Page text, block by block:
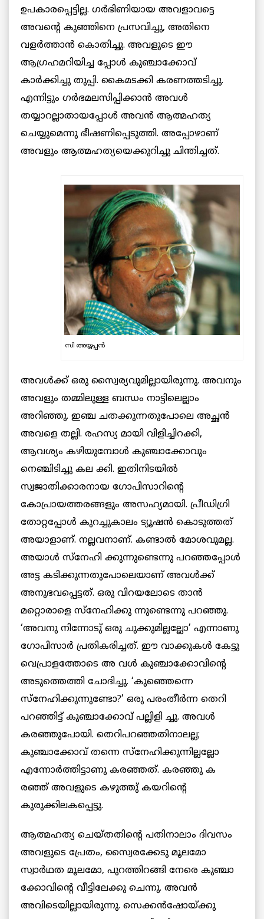
ഉപകാരപ്പെട്ടില്ല. ഗര്‍ഭിണിയായ അവളാവട്ടെ
അവന്‍റെ കുഞ്ഞിനെ പ്രസവിച്ചു, അതിനെ
വളര്‍ത്താന്‍ കൊതിച്ചു. അവളുടെ ഈ
ആഗ്രഹമറിയിച്ച പ്പോള്‍ കുഞ്ചാക്കോവ്
കാര്‍ക്കിച്ചു തുപ്പി. കൈമടക്കി കരണത്തടിച്ചു.
എന്നിട്ടും ഗര്‍ഭമലസിപ്പിക്കാന്‍ അവള്‍
തയ്യാറല്ലാതായപ്പോള്‍ അവന്‍ ആത്മഹത്യ
ചെയ്യുമെന്നു ഭീഷണിപ്പെടുത്തി. അപ്പോഴാണ്
അവളും ആത്മഹത്യയെക്കുറിച്ചു ചിന്തിച്ചത്.
സി അയ്യപ്പന്‍
അവള്‍ക്ക് ഒരു സ്വൈര്യവുമില്ലായിരുന്നു. അവനും
അവളും തമ്മിലുള്ള ബന്ധം നാട്ടിലെല്ലാം
അറിഞ്ഞു. ഇഞ്ച ചതക്കുന്നതുപോലെ അച്ഛന്‍
അവളെ തല്ലി. രഹസ്യ മായി വിളിച്ചിറക്കി,
ആവശ്യം കഴിയുമ്പോള്‍ കുഞ്ചാക്കോവും
നെഞ്ചിടിച്ചു കല ക്കി. ഇതിനിടയില്‍
സ്വജാതിക്കാരനായ ഗോപിസാറിന്‍റെ
കോപ്രായത്തരങ്ങളും അസഹ്യമായി. പ്രീഡിഗ്രി
തോറ്റപ്പോള്‍ കുറച്ചുകാലം ട്യൂഷന്‍ കൊടുത്തത്
അയാളാണ്. നല്ലവനാണ്. കണ്ടാല്‍ മോശവുമല്ല.
അയാള്‍ സ്നേഹി ക്കുന്നുണ്ടെന്നു പറഞ്ഞപ്പോള്‍
അട്ട കടിക്കുന്നതുപോലെയാണ് അവള്‍ക്ക്
അനുഭവപ്പെട്ടത്. ഒരു വിറയലോടെ താന്‍
മറ്റൊരാളെ സ്നേഹിക്കു ന്നുണ്ടെന്നു പറഞ്ഞു.
‘അവനു നിന്നോടു് ഒരു ചുക്കുമില്ലല്ലോ’ എന്നാണു
ഗോപിസാര്‍ പ്രതികരിച്ചത്. ഈ വാക്കുകള്‍ കേട്ടു
വെപ്രാളത്തോടെ അ വള്‍ കുഞ്ചാക്കോവിന്‍റെ
അടുത്തെത്തി ചോദിച്ചു. ‘കുഞ്ഞെന്നെ
സ്നേഹിക്കുന്നുണ്ടോ?’ ഒരു പരംതീര്‍ന്ന തെറി
പറഞ്ഞിട്ട് കുഞ്ചാക്കോവ് പല്ലിളി ച്ചു. അവള്‍
കരഞ്ഞുപോയി. തെറിപറഞ്ഞതിനാലല്ല;
കുഞ്ചാക്കോവ് തന്നെ സ്നേഹിക്കുന്നില്ലല്ലോ
എന്നോര്‍ത്തിട്ടാണു കരഞ്ഞത്. കരഞ്ഞു ക
രഞ്ഞ് അവളുടെ കഴുത്തു് കയറിന്‍റെ
കുരുക്കിലകപ്പെട്ടു.
ആത്മഹത്യ ചെയ്തതിന്‍റെ പതിനാലാം ദിവസം
അവളുടെ പ്രേതം, സ്വൈരക്കേടു മൂലമോ
സ്വാർഥത മൂലമോ, പുറത്തിറങ്ങി നേരെ കുഞ്ചാ
ക്കോവിന്‍റെ വീട്ടിലേക്കു ചെന്നു. അവന്‍
അവിടെയില്ലായിരുന്നു. സെക്കന്‍ഷോയ്ക്കു